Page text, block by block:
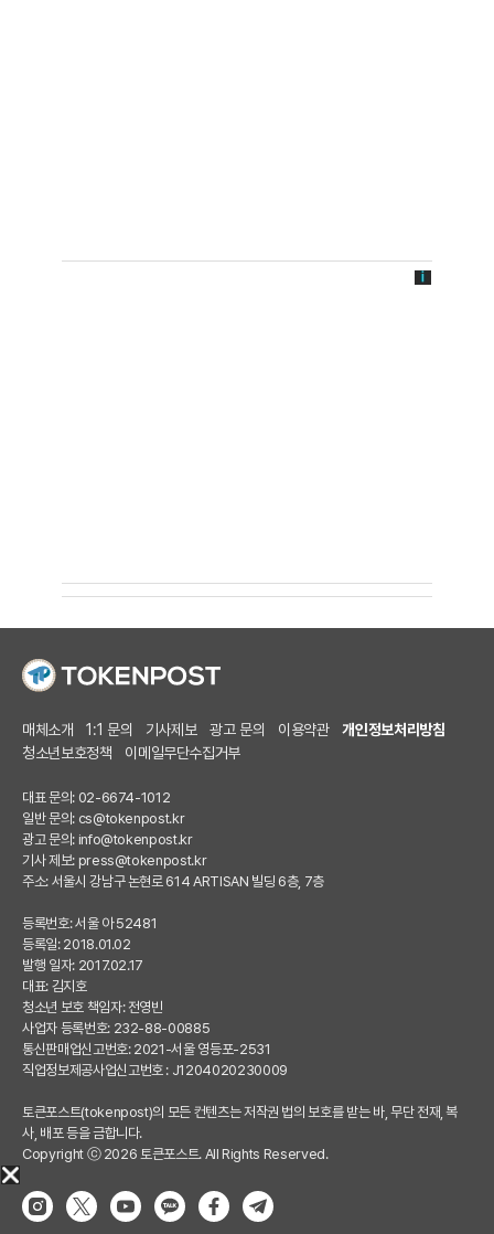
매체소개 1:1 문의 기사제보 광고 문의 이용약관
개인정보처리방침
청소년보호정책
이메일무단수집거부
대표 문의: 02-6674-1012
일반 문의: cs@tokenpost.kr
광고 문의: info@tokenpost.kr
기사 제보: press@tokenpost.kr
주소: 서울시 강남구 논현로 614 ARTISAN 빌딩 6층, 7층
등록번호: 서울 아 52481
등록일: 2018.01.02
발행 일자: 2017.02.17
대표: 김지호
청소년 보호 책임자: 전영빈
사업자 등록번호: 232-88-00885
통신판매업신고번호: 2021-서울 영등포-2531
직업정보제공사업신고번호 : J1204020230009
토큰포스트(tokenpost)의 모든 컨텐츠는 저작권 법의 보호를 받는 바, 무단 전재, 복
사, 배포 등을 금합니다.
Copyright ⓒ 2026 토큰포스트. All Rights Reserved.